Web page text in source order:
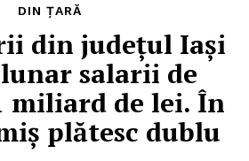
DIN ȚARĂ
din judeţul Iaşi
salarii de
miliard de lei. În
plătesc dublu